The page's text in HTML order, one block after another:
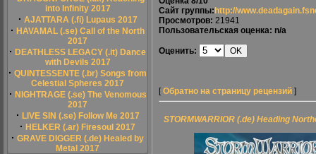
into Infinity 2017
· AJATTARA (.fi) Lupaus 2017
· HAVAMAL (.se) Call of the North
2017
· DEATHLESS LEGACY (.it) Dance
with Devils 2017
· QUINTESSENTE (.br) Songs from
Celestial Spheres 2017
· NIGHTRAGE (.se) The Venomous
2017
· LIVE SIN (.se) Follow Me 2017
· HELKER (.ar) Firesoul 2017
· GRAVE DIGGER (.de) Healed by
Metal 2017
Сайт группы: http://
Просмотров: 21941
Пользовательская оценка: n/a
Оценить:
[Обратно на страницу рецензий ]
STORMWARRIOR (.de) Heading